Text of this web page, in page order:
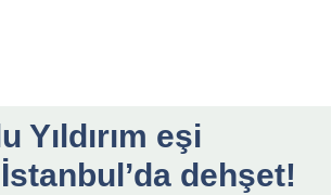
eşi
dehşet!